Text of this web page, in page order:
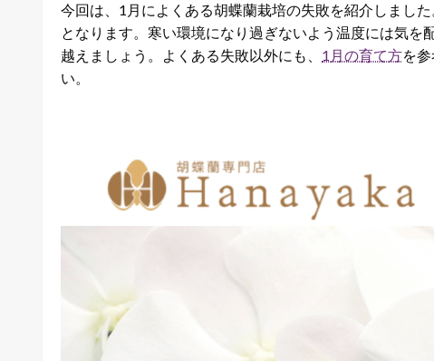
今回は、1月によくある胡蝶蘭栽培の失敗を紹介しまし
となります。寒い環境になり過ぎないよう温度には気を
越えましょう。よくある失敗以外にも、 1月の育て方を
い。